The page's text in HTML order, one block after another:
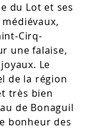
du Lot et ses
Cirq-
une falaise,
Le
de la région
très bien
de Bonaguil
bonheur des